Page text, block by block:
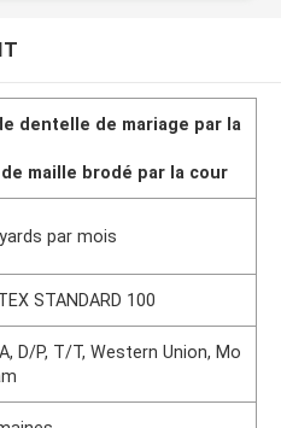
dentelle de mariage par la
maille brodé par la cour
par mois
STANDARD 100
D/P, T/T, Western Union, Mo